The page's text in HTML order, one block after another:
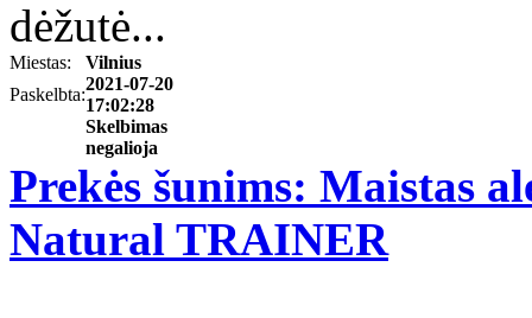
dėžutė...
Miestas:
Vilnius
Paskelbta:
2021-07-20
17:02:28
Skelbimas
negalioja
Prekės šunims: Maistas
Natural TRAINER